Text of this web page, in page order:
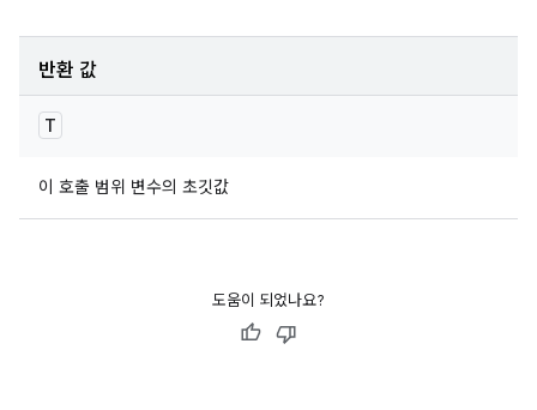
반환 값
T
이 호출 범위 변수의 초깃값
도움이 되었나요?